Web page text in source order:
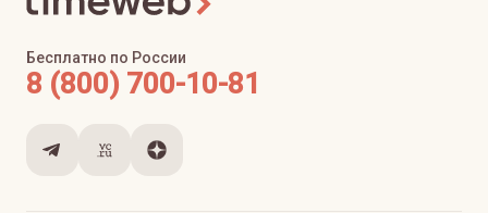
Бесплатно по России
8 (800) 700-10-81